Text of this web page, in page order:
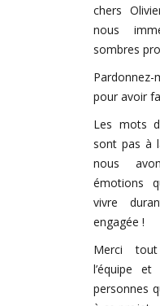
chers
nous
sombres
pour avoir
Les mots
sont pas à
nous
émotions
vivre
engagée !
Merci
l’équipe
personnes